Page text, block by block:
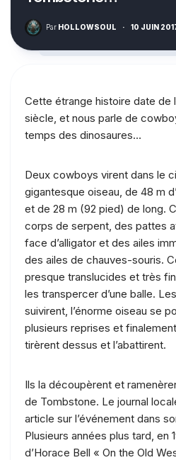
Par HOLLOWSOUL · 10 JUIN
Cette étrange histoire date de
siècle, et nous parle de
temps des dinosaures…
Deux cowboys virent dans le
gigantesque oiseau, de 48 m
et de 28 m (92 pied) de long.
corps de serpent, des pattes
face d’alligator et des ailes
des ailes de chauves-souris.
presque translucides et très
les transpercer d’une balle.
suivirent, l’énorme oiseau se
plusieurs reprises et
tirèrent dessus et l’abattirent.
Ils la découpèrent et
de Tombstone. Le journal
article sur l’événement dans
Plusieurs années plus tard, en
d’Horace Bell « On the Old